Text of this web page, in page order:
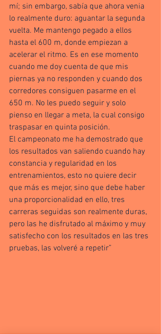
mí; sin embargo, sabía que ahora venia
lo realmente duro: aguantar la segunda
vuelta. Me mantengo pegado a ellos
hasta el 600 m, donde empiezan a
acelerar el ritmo. Es en ese momento
cuando me doy cuenta de que mis
piernas ya no responden y cuando dos
corredores consiguen pasarme en el
650 m. No les puedo seguir y solo
pienso en llegar a meta, la cual consigo
traspasar en quinta posición.
El campeonato me ha demostrado que
los resultados van saliendo cuando hay
constancia y regularidad en los
entrenamientos, esto no quiere decir
que más es mejor, sino que debe haber
una proporcionalidad en ello, tres
carreras seguidas son realmente duras,
pero las he disfrutado al máximo y muy
satisfecho con los resultados en las tres
pruebas, las volveré a repetir”